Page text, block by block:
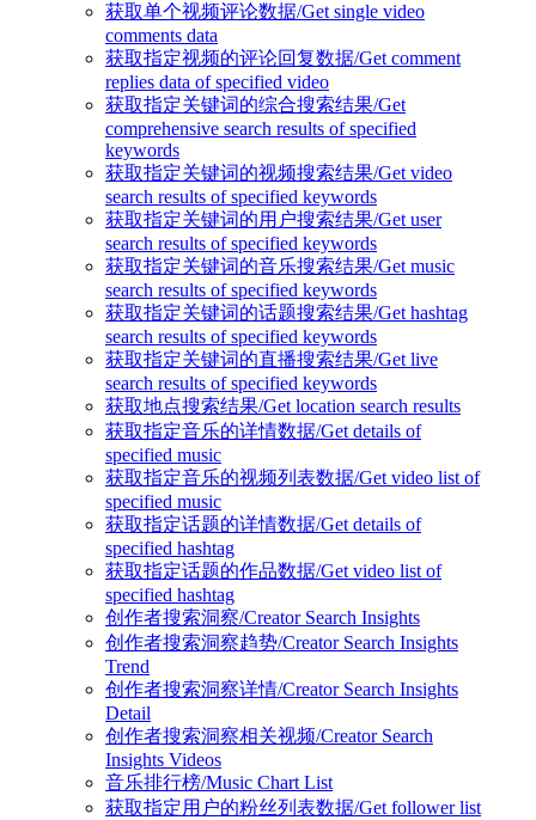
获取单个视频评论数据/Get single video
comments data
获取指定视频的评论回复数据/Get comment
replies data of specified video
获取指定关键词的综合搜索结果/Get
comprehensive search results of specified
keywords
获取指定关键词的视频搜索结果/Get video
search results of specified keywords
获取指定关键词的用户搜索结果/Get user
search results of specified keywords
获取指定关键词的音乐搜索结果/Get music
search results of specified keywords
获取指定关键词的话题搜索结果/Get hashtag
search results of specified keywords
获取指定关键词的直播搜索结果/Get live
search results of specified keywords
获取地点搜索结果/Get location search results
获取指定音乐的详情数据/Get details of
specified music
获取指定音乐的视频列表数据/Get video list of
specified music
获取指定话题的详情数据/Get details of
specified hashtag
获取指定话题的作品数据/Get video list of
specified hashtag
创作者搜索洞察/Creator Search Insights
创作者搜索洞察趋势/Creator Search Insights
Trend
创作者搜索洞察详情/Creator Search Insights
Detail
创作者搜索洞察相关视频/Creator Search
Insights Videos
音乐排行榜/Music Chart List
获取指定用户的粉丝列表数据/Get follower list